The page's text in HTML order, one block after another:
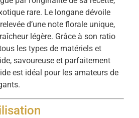
rare. Le longane dévoile
d’une note florale unique,
légère. Grâce à son ratio
les types de matériels et
savoureuse et parfaitement
est idéal pour les amateurs de